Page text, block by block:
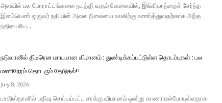
அளவில் பல போராட்டங்களை நடத்தி வரும் வேளையில், இங்கிலாந்தைச் சேர்ந்த
இளம்பெண் ஒருவர் நதியின் அவல நிலையை உலகிற்கு உணர்த்துவதற்காக அந்த
நதியையே...
நடுவானில் திடீரென மாயமான விமானம் : துண்டிக்கப்பட்டுள்ள தொடர்புகள் : பல
மணிநேரம் தொடரும் தேடுதல்!!
July 8, 2026
பாகிஸ்தானில் பதிவு செய்யப்பட்ட சரக்கு விமானம் ஒன்று காணாமல்போயுள்ளதாக